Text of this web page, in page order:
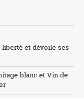
liberté et dévoile ses
blanc et Vin de